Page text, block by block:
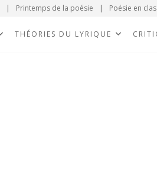
| Printemps de la poésie | Poésie en
THÉORIES DU LYRIQUE